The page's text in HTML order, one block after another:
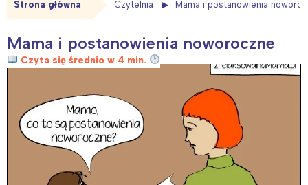
Strona główna Czytelnia Mama i postanowienia
Mama i postanowienia noworoczne
Czyta się średnio w 4 min.